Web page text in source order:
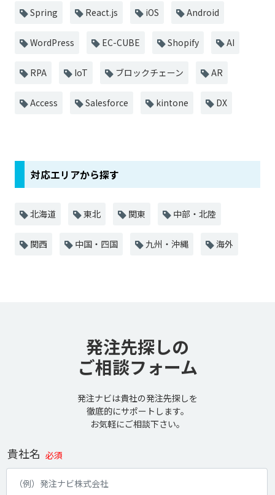
Spring React.js iOS Android
WordPress EC-CUBE Shopify AI
RPA IoT ブロックチェーン AR
Access Salesforce kintone DX
対応エリアから探す
北海道 東北 関東 中部・北陸
関西 中国・四国 九州・沖縄 海外
発注先探しの
ご相談フォーム
発注ナビは貴社の発注先探しを
徹底的にサポートします。
お気軽にご相談下さい。
貴社名 必須